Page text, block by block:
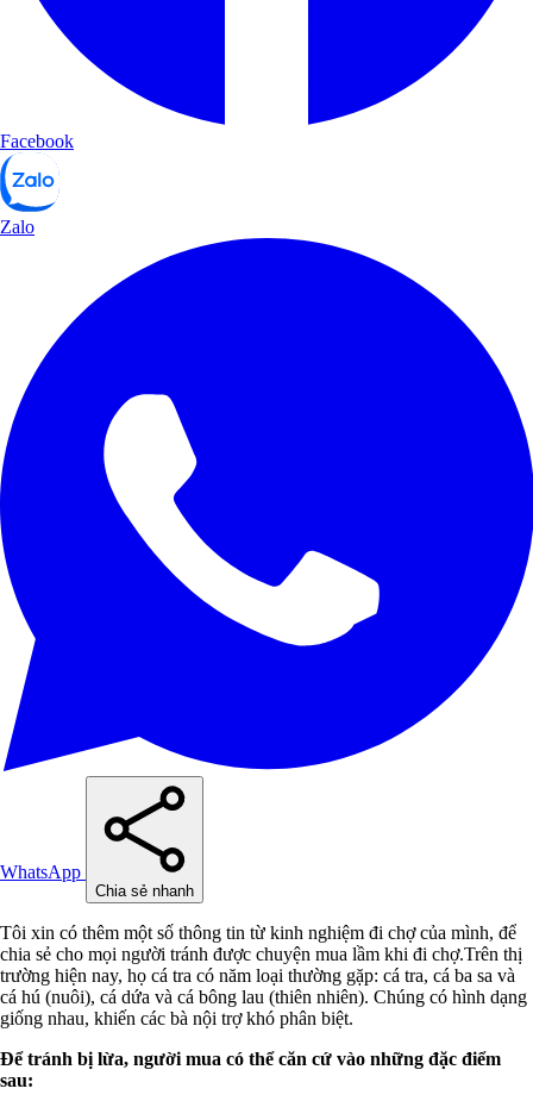
Facebook
Zalo
WhatsApp
Chia sẻ nhanh
Tôi xin có thêm một số thông tin từ kinh nghiệm đi chợ của mình, để
chia sẻ cho mọi người tránh được chuyện mua lầm khi đi chợ.Trên thị
trường hiện nay, họ cá tra có năm loại thường gặp: cá tra, cá ba sa và
cá hú (nuôi), cá dứa và cá bông lau (thiên nhiên). Chúng có hình dạng
giống nhau, khiến các bà nội trợ khó phân biệt.
Để tránh bị lừa, người mua có thể căn cứ vào những đặc điểm
sau: